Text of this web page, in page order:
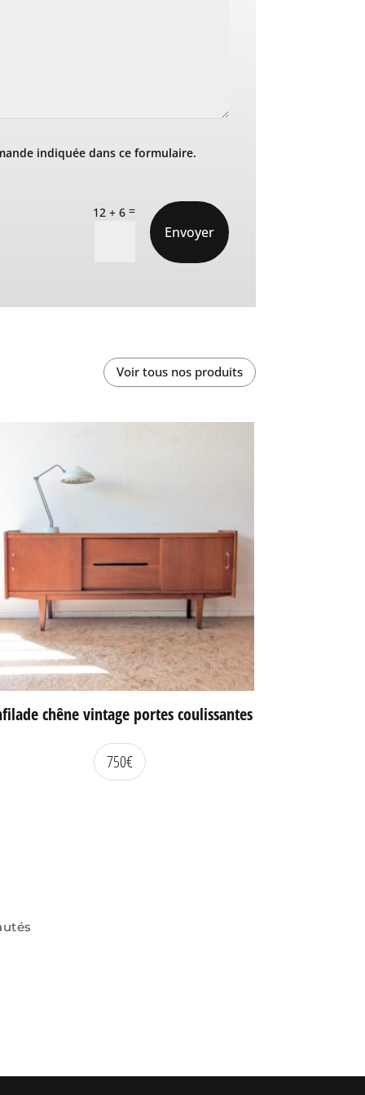
indiquée dans ce formulaire.
12 + 6 =
Envoyer
Voir tous nos produits
chêne vintage portes coulissantes
750€